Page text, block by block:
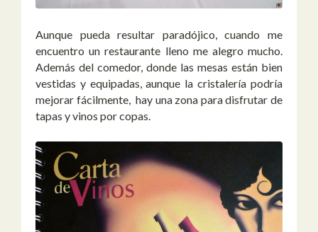
Aunque pueda resultar paradójico, cuando me
encuentro un restaurante lleno me alegro mucho.
Además del comedor, donde las mesas están bien
vestidas y equipadas, aunque la cristalería podría
mejorar fácilmente, hay una zona para disfrutar de
tapas y vinos por copas.